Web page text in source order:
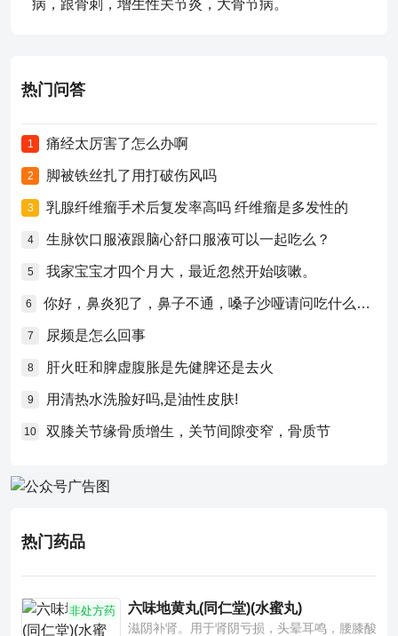
病，跟骨刺，增生性关节炎，大骨节病。
热门问答
1 痛经太厉害了怎么办啊
2 脚被铁丝扎了用打破伤风吗
3 乳腺纤维瘤手术后复发率高吗 纤维瘤是多发性的
4 生脉饮口服液跟脑心舒口服液可以一起吃么？
5 我家宝宝才四个月大，最近忽然开始咳嗽。
6 你好，鼻炎犯了，鼻子不通，嗓子沙哑请问吃什么药比较好？
7 尿频是怎么回事
8 肝火旺和脾虚腹胀是先健脾还是去火
9 用清热水洗脸好吗,是油性皮肤!
10 双膝关节缘骨质增生，关节间隙变窄，骨质节
热门药品
非处方药 六味地黄丸(同仁堂)(水蜜丸)
滋阴补肾。用于肾阴亏损，头晕耳鸣，腰膝酸